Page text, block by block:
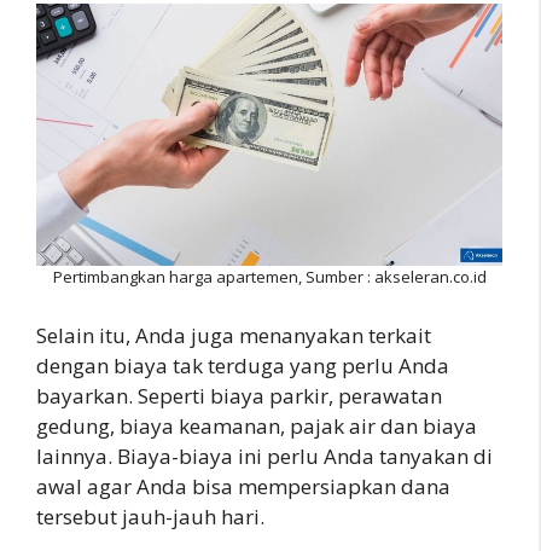
Pertimbangkan harga apartemen, Sumber : akseleran.co.id
Selain itu, Anda juga menanyakan terkait
dengan biaya tak terduga yang perlu Anda
bayarkan. Seperti biaya parkir, perawatan
gedung, biaya keamanan, pajak air dan biaya
lainnya. Biaya-biaya ini perlu Anda tanyakan di
awal agar Anda bisa mempersiapkan dana
tersebut jauh-jauh hari.